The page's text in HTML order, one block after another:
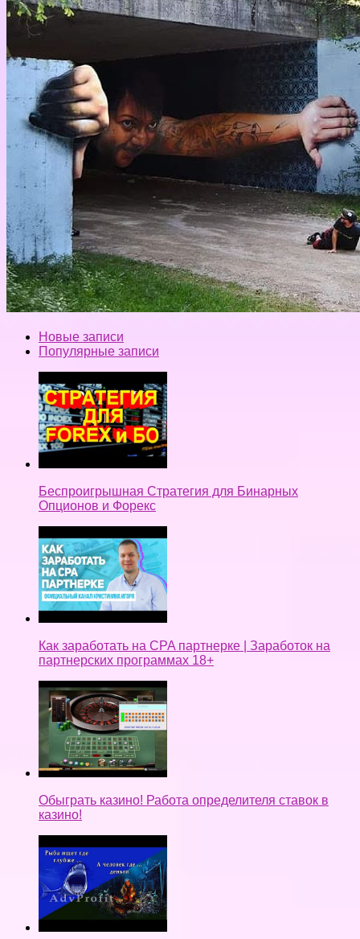
Новые записи
Популярные записи
Беспроигрышная Стратегия для Бинарных
Опционов и Форекс
Как заработать на CPA партнерке | Заработок на
партнерских программах 18+
Обыграть казино! Работа определителя ставок в
казино!